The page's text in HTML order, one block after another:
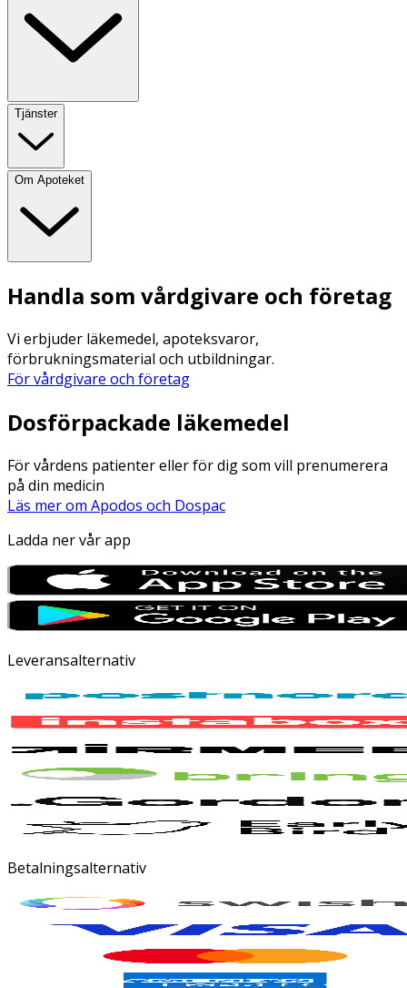
Tjänster
Om Apoteket
Handla som vårdgivare och företag
Vi erbjuder läkemedel, apoteksvaror,
förbrukningsmaterial och utbildningar.
För vårdgivare och företag
Dosförpackade läkemedel
För vårdens patienter eller för dig som vill prenumerera
på din medicin
Läs mer om Apodos och Dospac
Ladda ner vår app
Leveransalternativ
Betalningsalternativ